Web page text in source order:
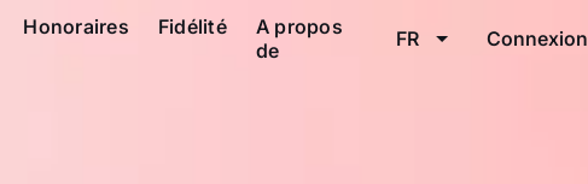
Honoraires Fidélité
A propos
de
FR Connexion